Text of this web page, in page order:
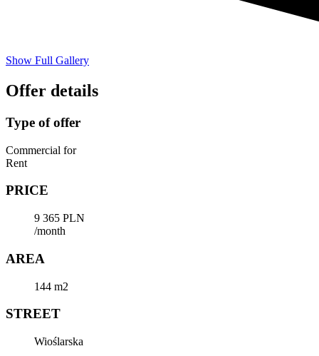
Show Full Gallery
Offer details
Type of offer
Commercial for
Rent
PRICE
9 365 PLN
/month
AREA
144 m2
STREET
Wioślarska